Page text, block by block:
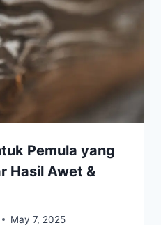
Pemula yang
Hasil Awet &
May 7, 2025